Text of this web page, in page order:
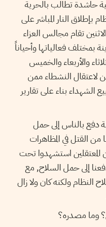
حاشدة تطالب بالحرية
بإطلاق النار المباشر على
تقام مجالس العزاء
بمختلف فعالياتها وأحياناً
والأربعاء والخميس
لاعتقال النشطاء ممن
الشهداء بناء على تقارير
دفع بالناس إلى حمل
القتل في المظاهرات
المعتقلين استشهدوا تحت
إلى حمل السلاح, مع
النظام ولكنه كان ولا زال
وما مصدره؟